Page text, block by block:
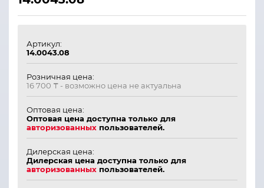
Артикул:
14.0043.08
Розничная цена:
16 700 ₸ - возможно цена не актуальна
Оптовая цена:
Оптовая цена доступна только для
авторизованных пользователей.
Дилерская цена:
Дилерская цена доступна только для
авторизованных пользователей.